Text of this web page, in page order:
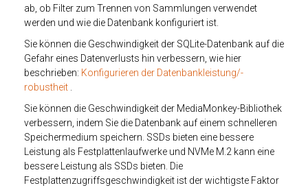
ab, ob Filter zum Trennen von Sammlungen verwendet
werden und wie die Datenbank konfiguriert ist.
Sie können die Geschwindigkeit der SQLite-Datenbank auf die
Gefahr eines Datenverlusts hin verbessern, wie hier
beschrieben: Konfigurieren der Datenbankleistung/-
robustheit
Sie können die Geschwindigkeit der MediaMonkey-Bibliothek
verbessern, indem Sie die Datenbank auf einem schnelleren
Speichermedium speichern. SSDs bieten eine bessere
Leistung als Festplattenlaufwerke und NVMe M.2 kann eine
bessere Leistung als SSDs bieten. Die
Festplattenzugriffsgeschwindigkeit ist der wichtigste Faktor